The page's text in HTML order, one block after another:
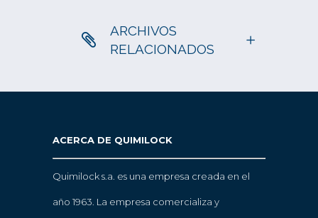
ARCHIVOS
RELACIONADOS
ACERCA DE QUIMILOCK
Quimilock s.a. es una empresa creada en el
año 1963. La empresa comercializa y